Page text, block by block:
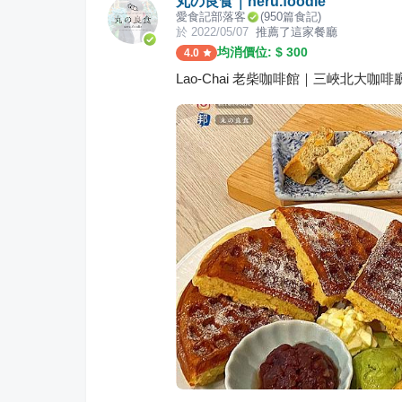
愛食記部落客 (950篇食記)
於 2022/05/07 推薦了這家餐廳
4.0 均消價位: $ 300
Lao-Chai 老柴咖啡館｜三峽北大咖啡